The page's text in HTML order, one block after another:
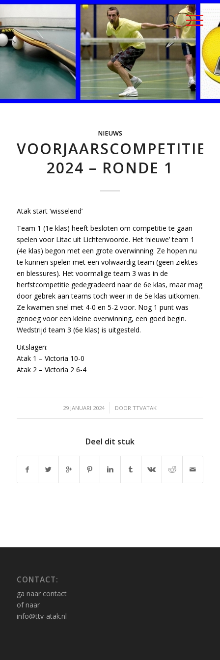
NIEUWS
VOORJAARSCOMPETITIE
2024 – RONDE 1
Atak start ‘wisselend’
Team 1 (1e klas) heeft besloten om competitie te gaan
spelen voor Litac uit Lichtenvoorde. Het ‘nieuwe’ team 1
(4e klas) begon met een grote overwinning. Ze hopen nu
te kunnen spelen met een volwaardig team (geen ziektes
en blessures). Het voormalige team 3 was in de
herfstcompetitie gedegradeerd naar de 6e klas, maar mag
door gebrek aan teams toch weer in de 5e klas uitkomen.
Ze kwamen snel met 4-0 en 5-2 voor. Nog 1 punt was
genoeg voor een kleine overwinning, een goed begin.
Wedstrijd team 3 (6e klas) is uitgesteld.
Uitslagen:
Atak 1 – Victoria 10-0
Atak 2 – Victoria 2 6-4
29 JANUARI 2024
/ DOORTTVATAK
Deel dit stuk
CONTACT:
ga naar contact
of naar
info@ttv-atak.nl